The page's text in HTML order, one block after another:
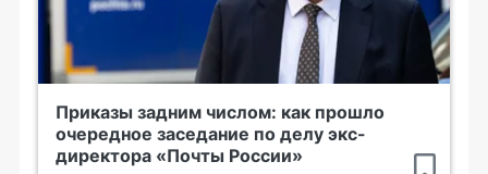
Приказы задним числом: как прошло
очередное заседание по делу экс-
директора «Почты России»